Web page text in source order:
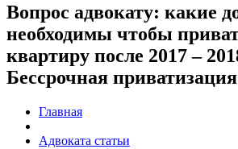
Вопрос адвокату: какие
необходимы чтобы
квартиру после 2017 –
Бессрочная
Главная
Адвоката статьи